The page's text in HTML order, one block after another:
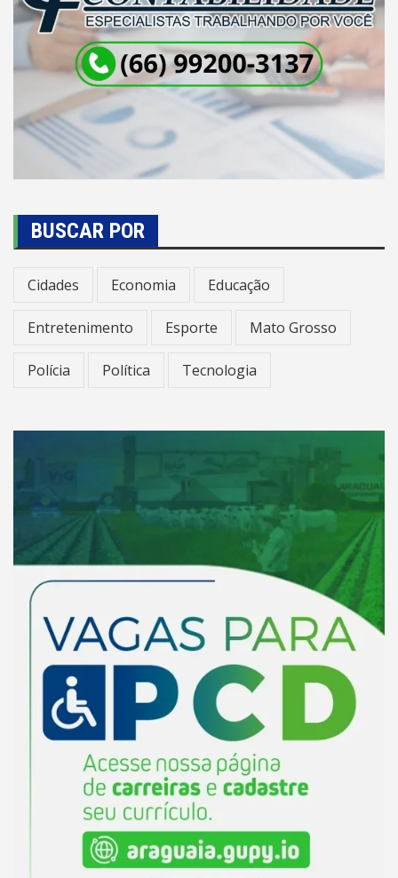
BUSCAR POR
Cidades Economia Educação
Entretenimento Esporte Mato Grosso
Polícia Política Tecnologia